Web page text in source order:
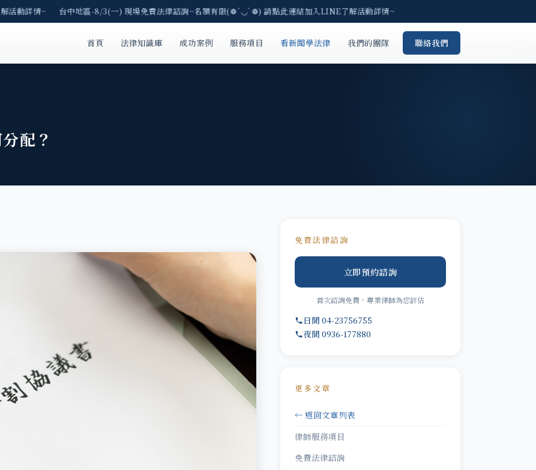
動詳情~ 台中地區-8/3(一) 現場免費法律諮詢~名額有限(❁´◡`❁) 請點此連結加入LINE了解活動詳情~
首頁 法律知識庫 成功案例 服務項目 看新聞學法律 我們的團隊 聯絡我們
配？
免費法律諮詢
立即預約諮詢
首次諮詢免費，專業律師為您評估
日間 04-23756755
夜間 0936-177880
更多文章
← 返回文章列表
律師服務項目
免費法律諮詢